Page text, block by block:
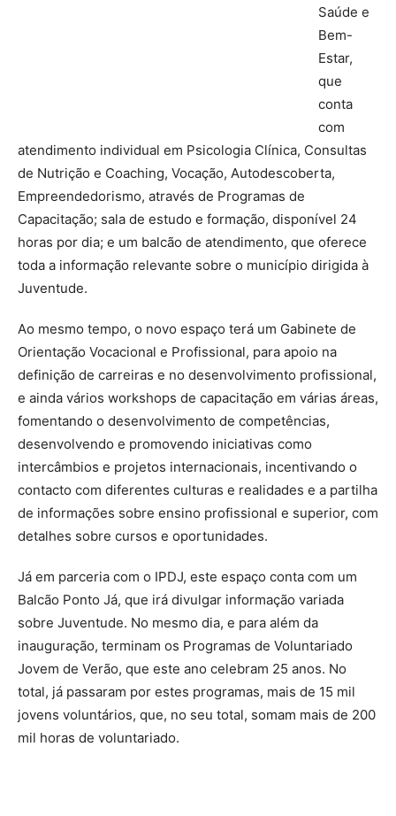
Saúde e
Bem-
Estar,
que
conta
com
atendimento individual em Psicologia Clínica, Consultas
de Nutrição e Coaching, Vocação, Autodescoberta,
Empreendedorismo, através de Programas de
Capacitação; sala de estudo e formação, disponível 24
horas por dia; e um balcão de atendimento, que oferece
toda a informação relevante sobre o município dirigida à
Juventude.
Ao mesmo tempo, o novo espaço terá um Gabinete de
Orientação Vocacional e Profissional, para apoio na
definição de carreiras e no desenvolvimento profissional,
e ainda vários workshops de capacitação em várias áreas,
fomentando o desenvolvimento de competências,
desenvolvendo e promovendo iniciativas como
intercâmbios e projetos internacionais, incentivando o
contacto com diferentes culturas e realidades e a partilha
de informações sobre ensino profissional e superior, com
detalhes sobre cursos e oportunidades.
Já em parceria com o IPDJ, este espaço conta com um
Balcão Ponto Já, que irá divulgar informação variada
sobre Juventude. No mesmo dia, e para além da
inauguração, terminam os Programas de Voluntariado
Jovem de Verão, que este ano celebram 25 anos. No
total, já passaram por estes programas, mais de 15 mil
jovens voluntários, que, no seu total, somam mais de 200
mil horas de voluntariado.